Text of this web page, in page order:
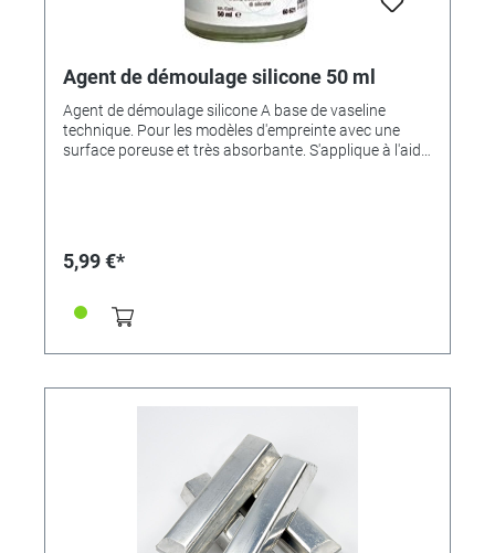
Agent de démoulage silicone 50 ml
Agent de démoulage silicone A base de vaseline
technique. Pour les modèles d'empreinte avec une
surface poreuse et très absorbante. S'applique à l'aide
50 ml.
5,99 €*